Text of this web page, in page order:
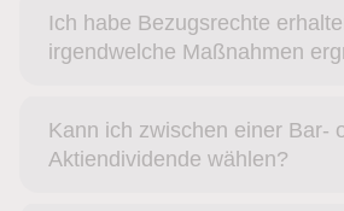
Ich habe Bezugsrechte
irgendwelche Maßnahmen
Kann ich zwischen einer Bar-
Aktiendividende wählen?